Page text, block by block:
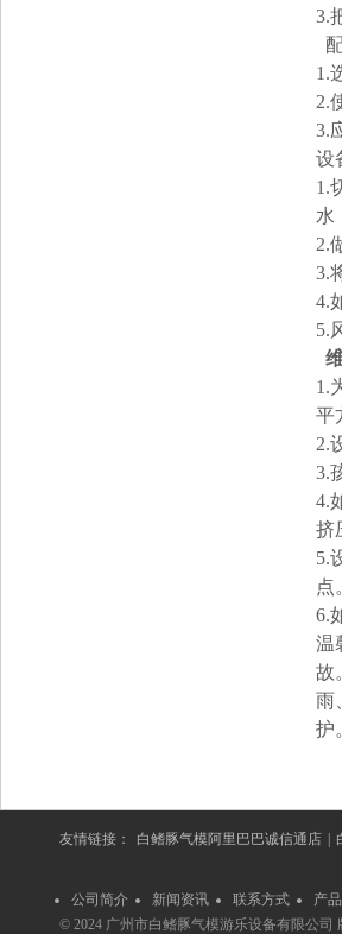
3.
1.
2.
3.
设
1.
水
2.
3.
4.
5.
1.
平
2.
3.
4.
挤
5.
点
6.
温
故
雨
护
友情链接： 白鳍豚气模阿里巴巴诚信通店
公司简介 新闻资讯 联系方式 产
© 2024 广州市白鳍豚气模游乐设备有限公司